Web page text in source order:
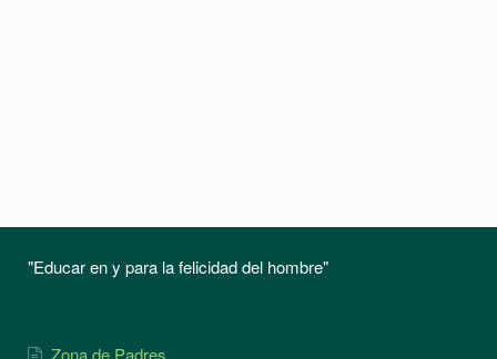
"Educar en y para la felicidad del hombre"
Zona de Padres